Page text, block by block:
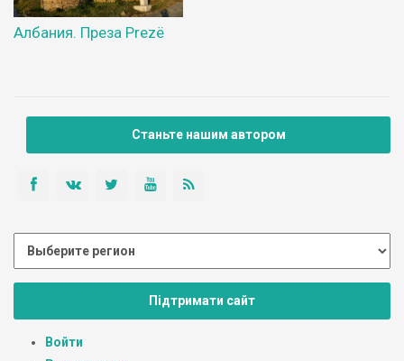
Албания. Преза Prezё
Станьте нашим автором
Підтримати сайт
Войти